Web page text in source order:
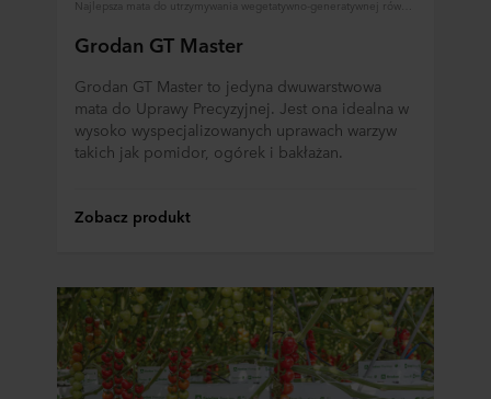
Grodan GT Master
Grodan GT Master to jedyna dwuwarstwowa
mata do Uprawy Precyzyjnej. Jest ona idealna w
wysoko wyspecjalizowanych uprawach warzyw
takich jak pomidor, ogórek i bakłażan.
Zobacz produkt